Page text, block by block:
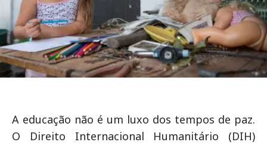
A educação não é um luxo dos tempos de paz.
O Direito Internacional Humanitário (DIH)